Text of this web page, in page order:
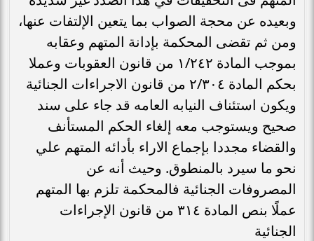
وبعيده عن محجة الصواب بما يتعين الإلتفات عنها،
ومن ثم تقضى المحكمة بإدانة المتهم وعقابه
بموجب المادة ١/٢٤٢ من قانون العقوبات وعملا
بحكم المادة ٢/٣٠٤ من قانون الاجراءات الجنائية
ويكون استئناف النيابه العامه قد جاء على سند
صحيح ويستوجب معه إلغاء الحكم المستأنف
والقضاء مجددا بإجماع الاراء بأدائه المتهم علي
نحو ما سيرد بالمنطوق. وحيث أنه عن
المصروفات الجنائية فالمحكمة تلزم بها المتهم
عملًا بنص المادة ٣١٤ من قانون الإجراءات
الجنائية